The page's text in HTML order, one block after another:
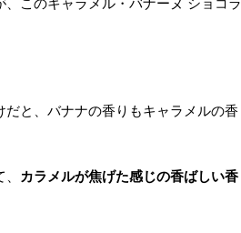
このキャラメル・バナーヌ ショコラ
と、バナナの香りもキャラメルの香
カラメルが焦げた感じの香ばしい香